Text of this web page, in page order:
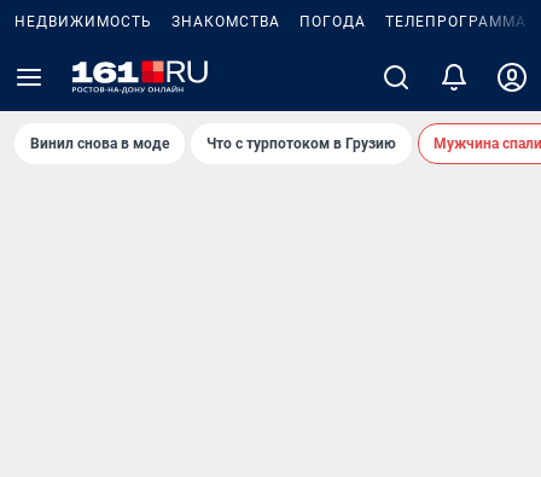
НЕДВИЖИМОСТЬ ЗНАКОМСТВА ПОГОДА ТЕЛЕПРОГРАММА
Винил снова в моде Что с турпотоком в Грузию Мужчина